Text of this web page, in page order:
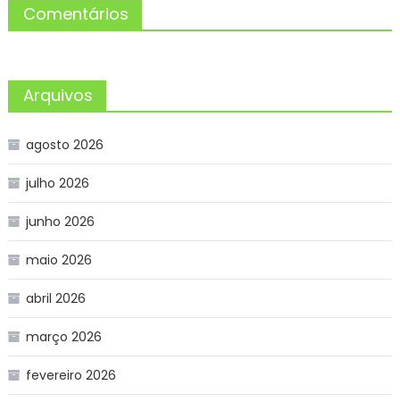
Comentários
Arquivos
agosto 2026
julho 2026
junho 2026
maio 2026
abril 2026
março 2026
fevereiro 2026